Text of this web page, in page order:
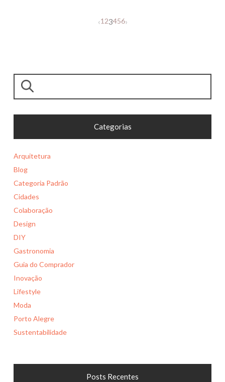
‹1 23456›
Pesquisar
Categorias
Arquitetura
Blog
Categoria Padrão
Cidades
Colaboração
Design
DIY
Gastronomia
Guia do Comprador
Inovação
Lifestyle
Moda
Porto Alegre
Sustentabilidade
Posts Recentes